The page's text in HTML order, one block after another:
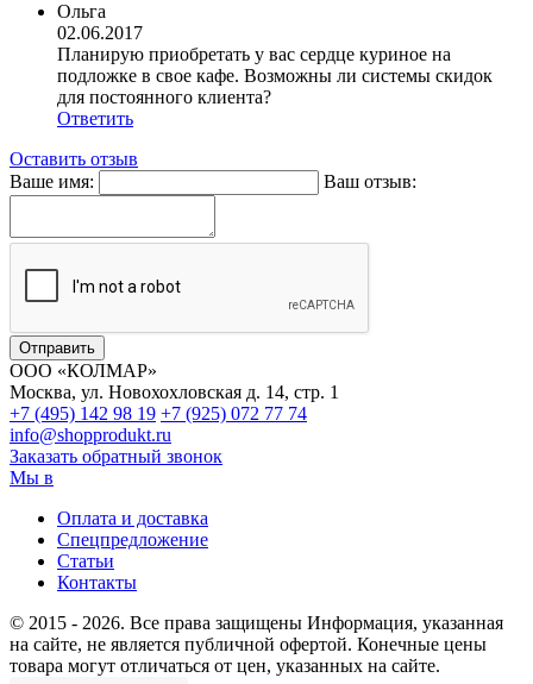
Ольга
02.06.2017
Планирую приобретать у вас сердце куриное на
подложке в свое кафе. Возможны ли системы скидок
для постоянного клиента?
Ответить
Оставить отзыв
Ваше имя:
Ваш отзыв:
ООО «КОЛМАР»
Москва, ул. Новохохловская д. 14, стр. 1
+7 (495) 142 98 19 +7 (925) 072 77 74
info@shopprodukt.ru
Заказать обратный звонок
Мы в
Оплата и доставка
Спецпредложение
Статьи
Контакты
© 2015 - 2026. Все права защищены Информация, указанная
на сайте, не является публичной офертой. Конечные цены
товара могут отличаться от цен, указанных на сайте.